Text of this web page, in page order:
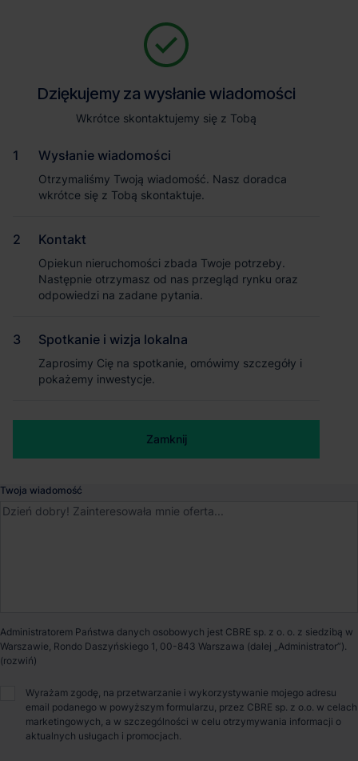
Magazyn GLP Lublin Logistics Centre
Lublin , Lubelskie
Opiekun nieruchomości
Dziękujemy za wysłanie wiadomości
Wkrótce skontaktujemy się z Tobą
Wysłanie wiadomości
Otrzymaliśmy Twoją wiadomość. Nasz doradca
wkrótce się z Tobą skontaktuje.
Kontakt
Opiekun nieruchomości zbada Twoje potrzeby.
Następnie otrzymasz od nas przegląd rynku oraz
odpowiedzi na zadane pytania.
Spotkanie i wizja lokalna
Zaprosimy Cię na spotkanie, omówimy szczegóły i
pokażemy inwestycje.
Zamknij
Jesteśmy tu, żeby Ci pomóc. Niezależnie od tego, na jakim etapie
pomożemy Ci wybrać najlepszą ofertę. Napisz do nas!
Imię i nazwisko
Nazwa firmy
Email służbowy
Twoja wiadomość
Administratorem Państwa danych osobowych jest CBRE sp. z o. o. z siedzibą w
Warszawie, Rondo Daszyńskiego 1, 00-843 Warszawa (dalej „Administrator”).
Wyrażam zgodę, na przetwarzanie i wykorzystywanie mojego adresu
email podanego w powyższym formularzu, przez CBRE sp. z o.o. w celach
marketingowych, a w szczególności w celu otrzymywania informacji o
aktualnych usługach i promocjach.
Dziękujemy za wysłanie wiadomości
Wkrótce skontaktujemy się z Tobą
Wysłanie wiadomości
Otrzymaliśmy Twoją wiadomość. Nasz doradca
wkrótce się z Tobą skontaktuje.
Kontakt
Opiekun nieruchomości zbada Twoje potrzeby.
Następnie otrzymasz od nas przegląd rynku oraz
odpowiedzi na zadane pytania.
Spotkanie i wizja lokalna
Zaprosimy Cię na spotkanie, omówimy szczegóły i
pokażemy inwestycje.
Zamknij